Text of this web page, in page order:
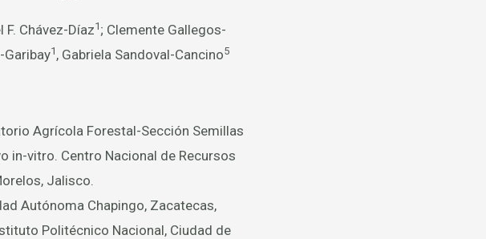
F. Chávez-Díaz1 ; Clemente Gallegos-
Garibay1 , Gabriela Sandoval-Cancino5
Agrícola Forestal-Sección Semillas
in-vitro. Centro Nacional de Recursos
Jalisco.
Autónoma Chapingo, Zacatecas,
Politécnico Nacional, Ciudad de